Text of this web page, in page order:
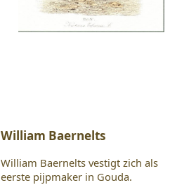
William Baernelts
William Baernelts vestigt zich als
eerste pijpmaker in Gouda.